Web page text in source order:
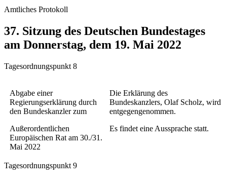
Amtliches Protokoll
37. Sitzung des Deutschen Bundestages
am Donnerstag, dem 19. Mai 2022
Tagesordnungspunkt 8
Abgabe einer
Regierungserklärung durch
den Bundeskanzler zum
Außerordentlichen
Europäischen Rat am 30./31.
Mai 2022
Die Erklärung des
Bundeskanzlers, Olaf Scholz, wird
entgegengenommen.
Es findet eine Aussprache statt.
Tagesordnungspunkt 9